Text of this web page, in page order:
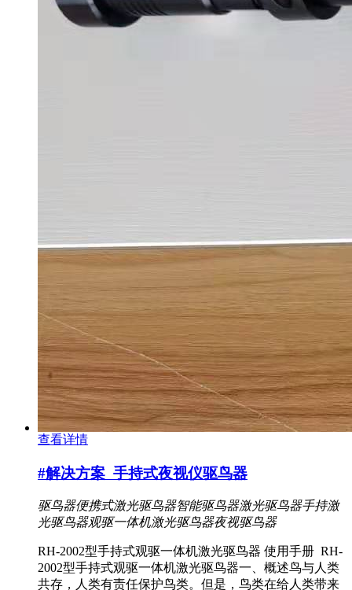
查看详情
#解决方案 手持式夜视仪驱鸟器
驱鸟器便携式激光驱鸟器智能驱鸟器激光驱鸟器手持激
光驱鸟器观驱一体机激光驱鸟器夜视驱鸟器
RH-2002型手持式观驱一体机激光驱鸟器 使用手册 RH-
2002型手持式观驱一体机激光驱鸟器一、概述鸟与人类
共存，人类有责任保护鸟类。但是，鸟类在给人类带来